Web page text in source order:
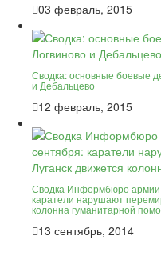
03 февраль, 2015
Сводка: основные боевые
и Дебальцево
12 февраль, 2015
Сводка Информбюро армии
каратели нарушают
колонна гуманитарной
13 сентябрь, 2014